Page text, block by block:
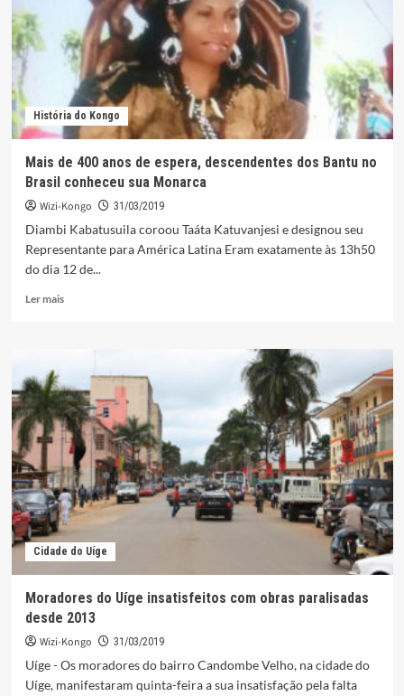
História do Kongo
Mais de 400 anos de espera, descendentes dos Bantu no
Brasil conheceu sua Monarca
Wizi-Kongo 31/03/2019
Diambi Kabatusuila coroou Taáta Katuvanjesi e designou seu
Representante para América Latina Eram exatamente às 13h50
do dia 12 de...
Ler maisLeia
400
anos
de
espera,
descendentes
dos
Bantu
no
Brasil
conheceu
sua
Cidade do Uíge
Moradores do Uíge insatisfeitos com obras paralisadas
desde 2013
Wizi-Kongo 31/03/2019
Uíge - Os moradores do bairro Candombe Velho, na cidade do
Uíge, manifestaram quinta-feira a sua insatisfação pela falta